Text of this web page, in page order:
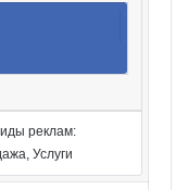
реклам:
Услуги